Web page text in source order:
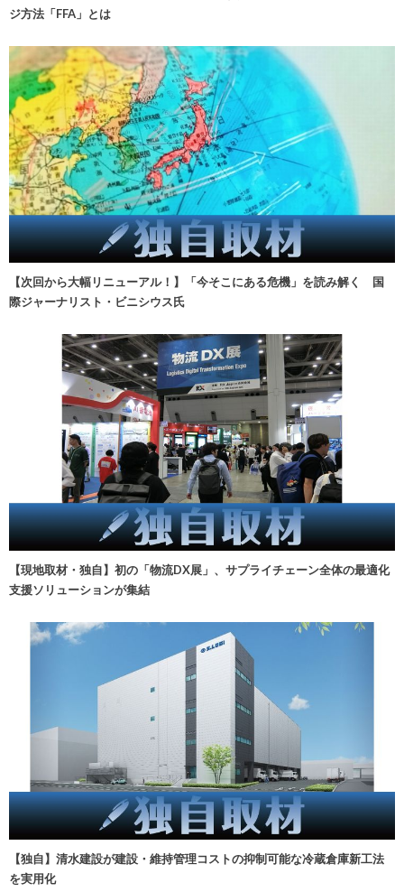
ジ方法「FFA」とは
【次回から大幅リニューアル！】「今そこにある危機」を読み解く 国
際ジャーナリスト・ビニシウス氏
【現地取材・独自】初の「物流DX展」、サプライチェーン全体の最適化
支援ソリューションが集結
【独自】清水建設が建設・維持管理コストの抑制可能な冷蔵倉庫新工法
を実用化